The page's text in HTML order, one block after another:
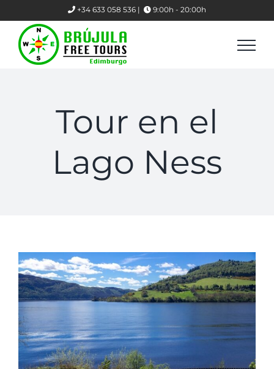
to
content
+34 633 058 536 | 9:00h - 20:00h
Tour en el
Lago Ness